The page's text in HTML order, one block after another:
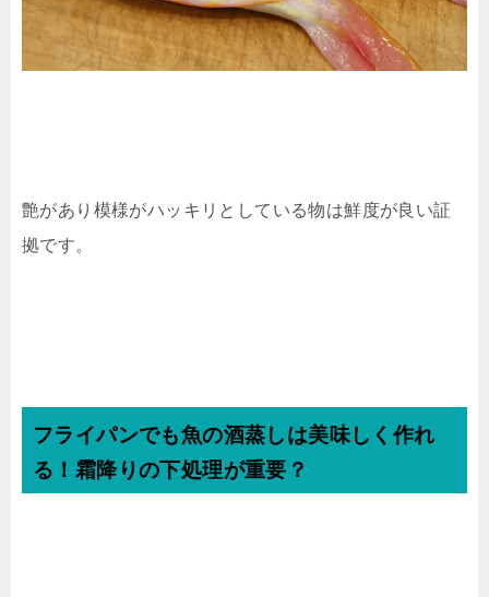
艶があり模様がハッキリとしている物は鮮度が良い証
拠です。
フライパンでも魚の酒蒸しは美味しく作れ
る！霜降りの下処理が重要？